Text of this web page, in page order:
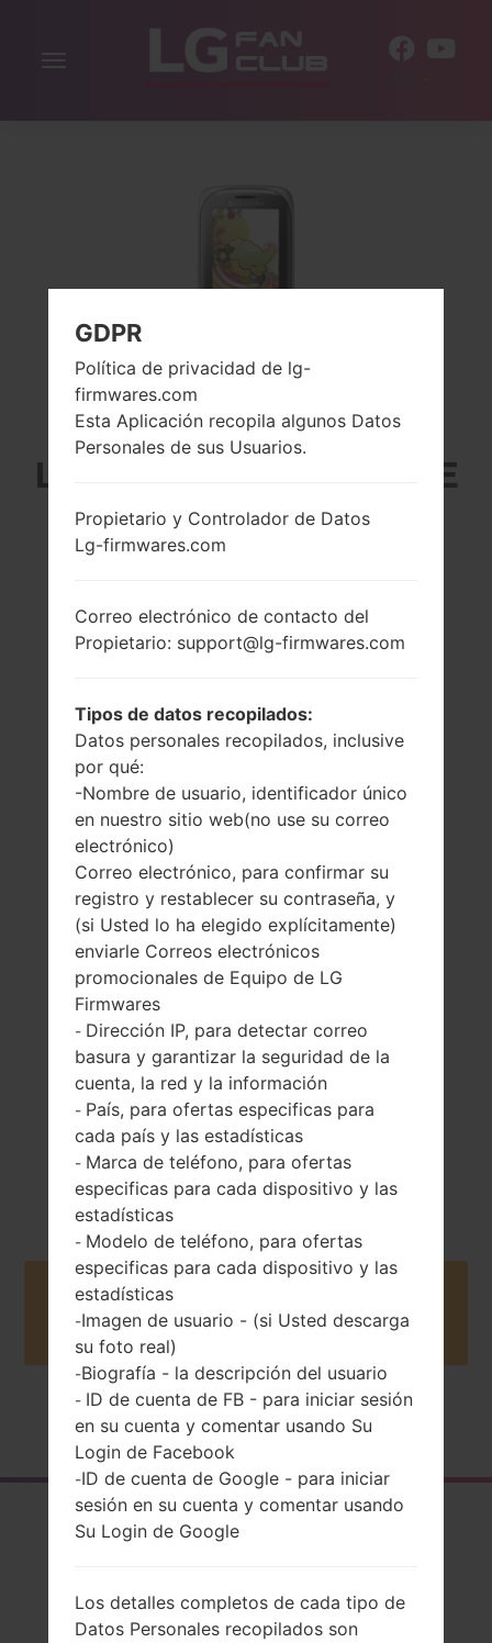
Alternar
LG A165A (LGA165A) DE
LA SERIE LG OTHERS
pantalla-cuerpo)
176 x 220 píxeles
(~141 densidad de
píxeles por
pulgada)
81 gramos (2.86
onzas)
Extraíble Li-Ion
Unknown
2011
Buy accessories on Amazon
Página principal →Serie →LG Others →
El resumen
GDPR
Política de privacidad de lg-
firmwares.com
Esta Aplicación recopila algunos Datos
Personales de sus Usuarios.
Propietario y Controlador de Datos
Lg-firmwares.com
Correo electrónico de contacto del
Propietario: support@lg-firmwares.com
Tipos de datos recopilados:
Datos personales recopilados, inclusive
por qué:
-Nombre de usuario, identificador único
en nuestro sitio web(no use su correo
electrónico)
Correo electrónico, para confirmar su
registro y restablecer su contraseña, y
(si Usted lo ha elegido explícitamente)
enviarle Correos electrónicos
promocionales de Equipo de LG
Firmwares
- Dirección IP, para detectar correo
basura y garantizar la seguridad de la
cuenta, la red y la información
- País, para ofertas especificas para
cada país y las estadísticas
- Marca de teléfono, para ofertas
especificas para cada dispositivo y las
estadísticas
- Modelo de teléfono, para ofertas
especificas para cada dispositivo y las
estadísticas
-Imagen de usuario - (si Usted descarga
su foto real)
-Biografía - la descripción del usuario
- ID de cuenta de FB - para iniciar sesión
en su cuenta y comentar usando Su
Login de Facebook
-ID de cuenta de Google - para iniciar
sesión en su cuenta y comentar usando
Su Login de Google
Los detalles completos de cada tipo de
Datos Personales recopilados son